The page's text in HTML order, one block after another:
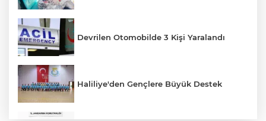
Devrilen Otomobilde 3 Kişi Yaralandı
Haliliye'den Gençlere Büyük Destek